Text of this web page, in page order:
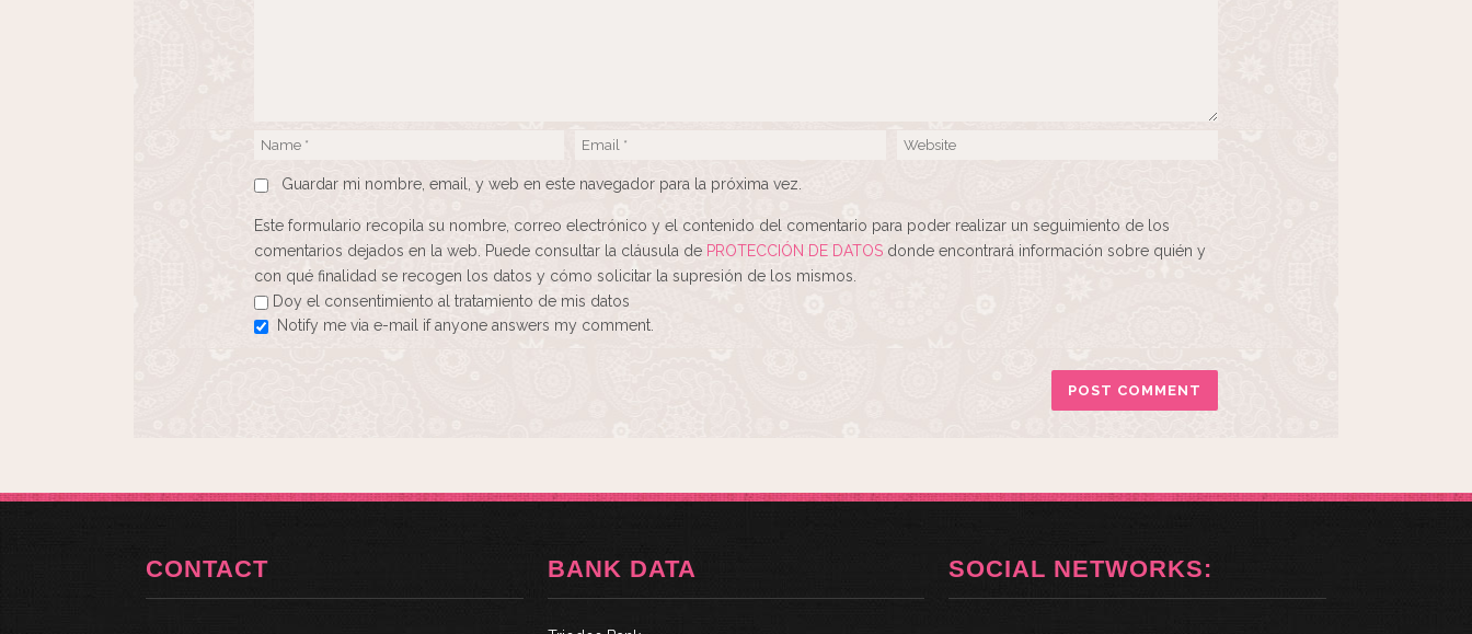
Guardar mi nombre, email, y web en este navegador para la próxima vez.
Este formulario recopila su nombre, correo electrónico y el contenido del comentario para poder realizar un seguimiento de los
comentarios dejados en la web. Puede consultar la cláusula de PROTECCIÓN DE DATOS donde encontrará información sobre quién y
con qué finalidad se recogen los datos y cómo solicitar la supresión de los mismos.
Doy el consentimiento al tratamiento de mis datos
Notify me via e-mail if anyone answers my comment.
CONTACT BANK DATA SOCIAL NETWORKS: